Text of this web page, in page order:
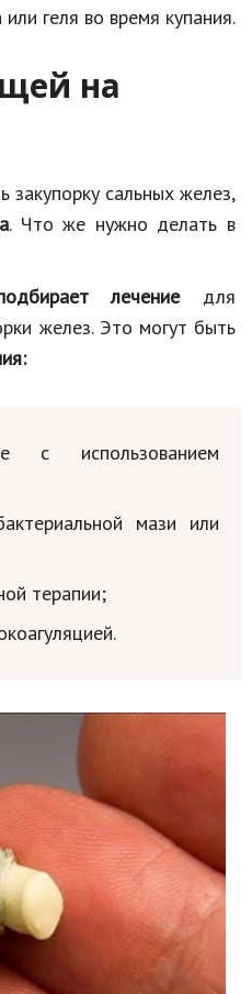
геля во время купания.
на
закупорку сальных желез,
. Что же нужно делать в
лечениедля
желез. Это могут быть
с использованием
мази или
терапии;